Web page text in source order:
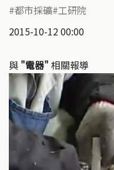
都市採礦 工研院
2015-10-12 00:00
與 "電器" 相關報導